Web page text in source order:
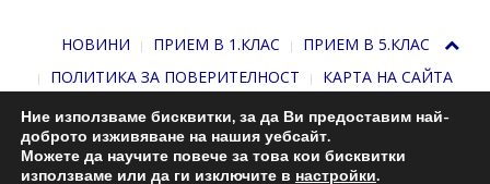
НОВИНИ ПРИЕМ В 1.КЛАС
ПРИЕМ В 5.КЛАС
ПОЛИТИКА ЗА ПОВЕРИТЕЛНОСТ
КАРТА НА САЙТА
Ние използваме бисквитки, за да Ви предоставим най-
доброто изживяване на нашия уебсайт.
Можете да научите повече за това кои бисквитки
използваме или да ги изключите в настройки.